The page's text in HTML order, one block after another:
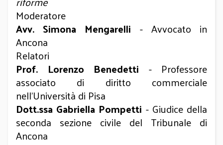
Moderatore
Avv. Simona Mengarelli - Avvocato in
Ancona
Relatori
Prof. Lorenzo Benedetti - Professore
associato di diritto commerciale
nell'Università di Pisa
Dott.ssa Gabriella Pompetti - Giudice della
seconda sezione civile del Tribunale di
Ancona